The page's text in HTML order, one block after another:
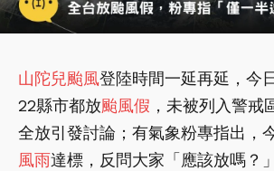
山陀兒颱風登陸時間一延再延，今
22縣市都放颱風假 ，未被列入警戒
全放引發討論；有氣象粉專指出，
風雨達標，反問大家「應該放嗎？